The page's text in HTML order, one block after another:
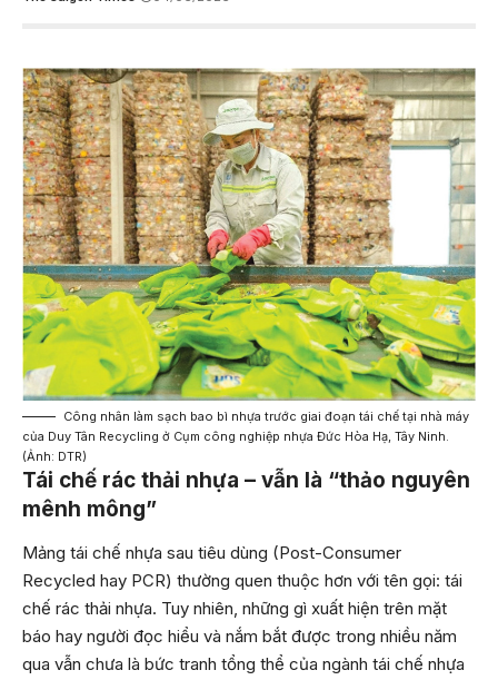
Công nhân làm sạch bao bì nhựa trước giai đoạn tái chế tại nhà máy
của Duy Tân Recycling ở Cụm công nghiệp nhựa Đức Hòa Hạ, Tây Ninh.
(Ảnh: DTR)
Tái chế rác thải nhựa – vẫn là “thảo nguyên
mênh mông”
Mảng tái chế nhựa sau tiêu dùng (Post-Consumer
Recycled hay PCR) thường quen thuộc hơn với tên gọi: tái
chế rác thải nhựa. Tuy nhiên, những gì xuất hiện trên mặt
báo hay người đọc hiểu và nắm bắt được trong nhiều năm
qua vẫn chưa là bức tranh tổng thể của ngành tái chế nhựa